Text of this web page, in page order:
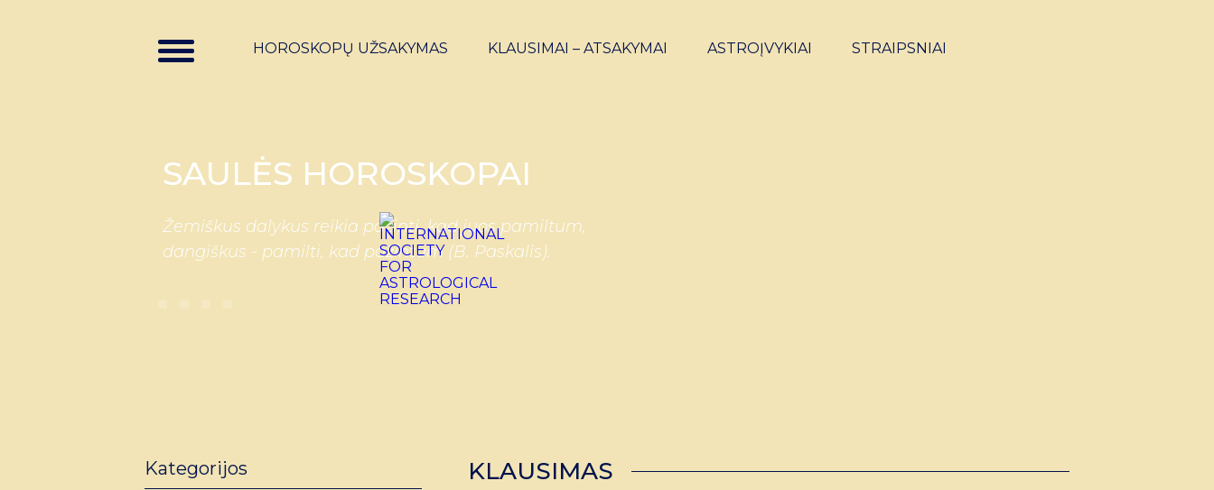
HOROSKOPŲ UŽSAKYMAS KLAUSIMAI – ATSAKYMAI ASTROĮVYKIAI STRAIPSNIAI
SAULĖS HOROSKOPAI
Žemiškus dalykus reikia pažinti, kad juos pamiltum,
dangiškus - pamilti, kad pažintum (B. Paskalis).
KLAUSIMAS
Kategorijos